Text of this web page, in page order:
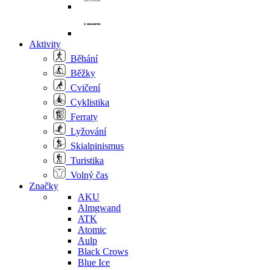
Aktivity
Běhání
Běžky
Cvičení
Cyklistika
Ferraty
Lyžování
Skialpinismus
Turistika
Volný čas
Značky
AKU
Almgwand
ATK
Atomic
Aulp
Black Crows
Blue Ice